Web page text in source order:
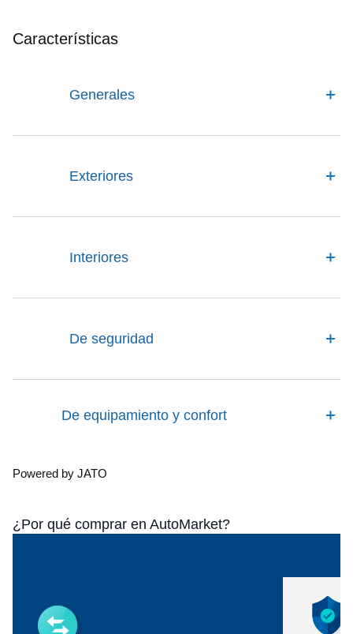
Características
Generales
Exteriores
Interiores
De seguridad
De equipamiento y confort
Powered by JATO
¿Por qué comprar en AutoMarket?